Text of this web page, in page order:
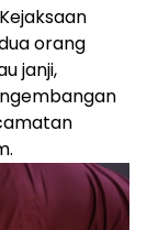
orang
janji,